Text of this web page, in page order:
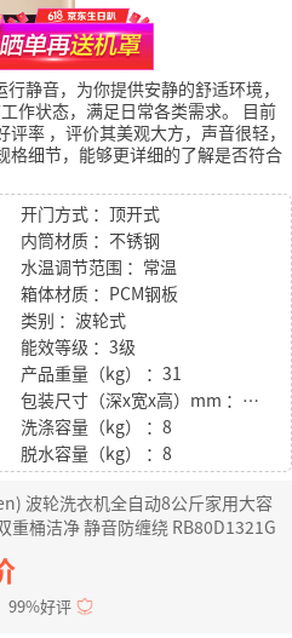
静音，为你提供安静的舒适环境，
作状态，满足日常各类需求。
目前
评率 ，评价其美观大方，声音很轻，
格细节，能够更详细的了解是否符合
开门方式 ：顶开式
内筒材质 ：不锈钢
水温调节范围 ：常温
箱体材质 ：PCM钢板
类别 ：波轮式
能效等级 ：3级
产品重量（kg） ：31
包装尺寸（深x宽x高）mm ：610*610*1005
洗涤容量（kg） ：8
脱水容量（kg） ：8
波轮洗衣机全自动8公斤家用大容
重桶洁净 静音防缠绕 RB80D1321G
99%好评